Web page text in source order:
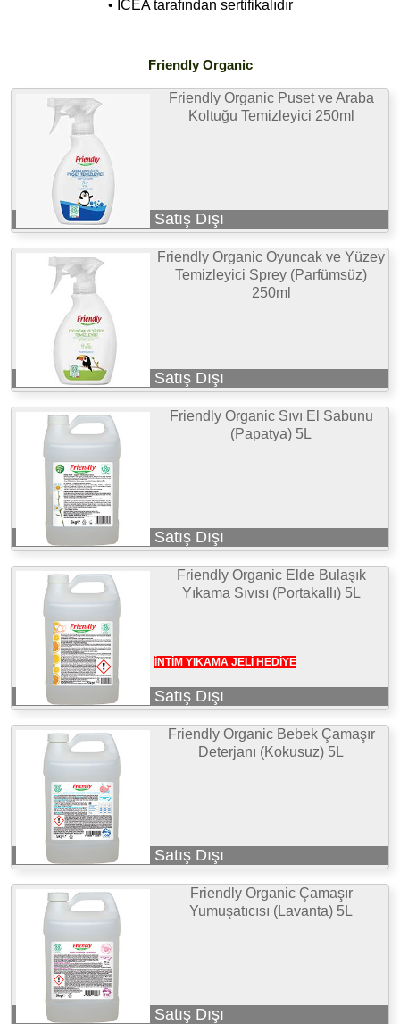
• ICEA tarafından sertifikalıdır
Friendly Organic
Friendly Organic Puset ve Araba
Koltuğu Temizleyici 250ml
Satış Dışı
Friendly Organic Oyuncak ve Yüzey
Temizleyici Sprey (Parfümsüz)
250ml
Satış Dışı
Friendly Organic Sıvı El Sabunu
(Papatya) 5L
Satış Dışı
Friendly Organic Elde Bulaşık
Yıkama Sıvısı (Portakallı) 5L
İNTİM YIKAMA JELİ HEDİYE
Satış Dışı
Friendly Organic Bebek Çamaşır
Deterjanı (Kokusuz) 5L
Satış Dışı
Friendly Organic Çamaşır
Yumuşatıcısı (Lavanta) 5L
Satış Dışı